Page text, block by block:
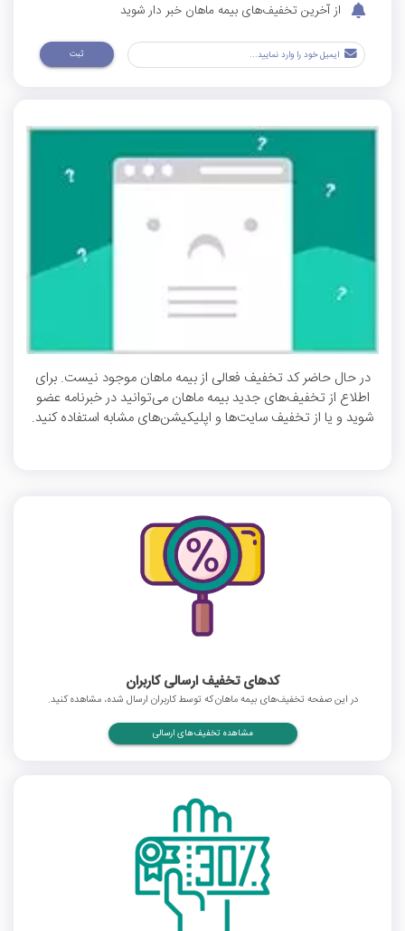
از آخرین تخفیف‌های بیمه ماهان خبر دار شوید
ثبت
در حال حاضر کد تخفیف فعالی از بیمه ماهان موجود نیست. برای
اطلاع از تخفیف‌های جدید بیمه ماهان می‌توانید در خبرنامه عضو
شوید و یا از تخفیف سایت‌ها و اپلیکیشن‌های مشابه استفاده کنید.
کدهای تخفیف ارسالی کاربران
در این صفحه تخفیف‌های بیمه ماهان که توسط کاربران ارسال شده، مشاهده کنید.
مشاهده تخفیف‌های ارسالی